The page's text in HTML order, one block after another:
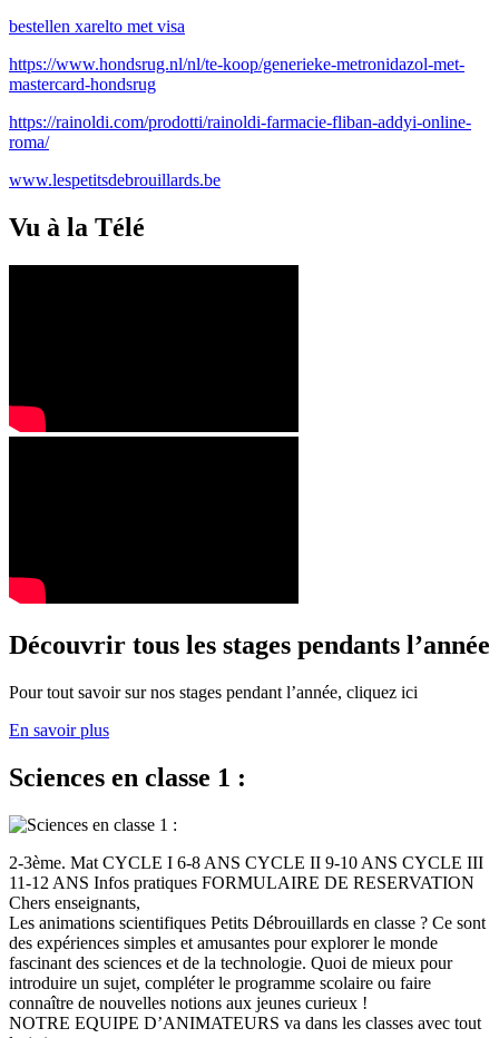
bestellen xarelto met visa
https://www.hondsrug.nl/nl/te-koop/generieke-metronidazol-met-
mastercard-hondsrug
https://rainoldi.com/prodotti/rainoldi-farmacie-fliban-addyi-online-
roma/
www.lespetitsdebrouillards.be
Vu à la Télé
Découvrir tous les stages pendants l’année
Pour tout savoir sur nos stages pendant l’année, cliquez ici
En savoir plus
Sciences en classe 1 :
2-3ème. Mat CYCLE I 6-8 ANS CYCLE II 9-10 ANS CYCLE III
11-12 ANS Infos pratiques FORMULAIRE DE RESERVATION
Chers enseignants,
Les animations scientifiques Petits Débrouillards en classe ? Ce sont
des expériences simples et amusantes pour explorer le monde
fascinant des sciences et de la technologie. Quoi de mieux pour
introduire un sujet, compléter le programme scolaire ou faire
connaître de nouvelles notions aux jeunes curieux !
NOTRE EQUIPE D’ANIMATEURS va dans les classes avec tout